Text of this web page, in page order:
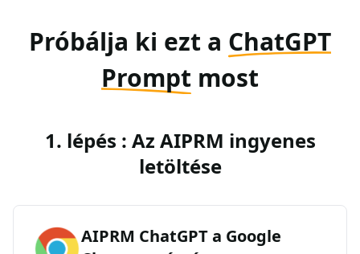
Próbálja ki ezt a ChatGPT
Prompt most
1. lépés : Az AIPRM ingyenes
letöltése
AIPRM ChatGPT a Google